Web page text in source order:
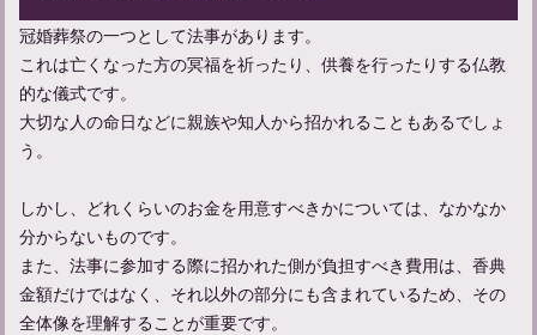
て
冠婚葬祭の一つとして法事があります。
これは亡くなった方の冥福を祈ったり、供養を行ったりする仏教
的な儀式です。
大切な人の命日などに親族や知人から招かれることもあるでしょ
う。
しかし、どれくらいのお金を用意すべきかについては、なかなか
分からないものです。
また、法事に参加する際に招かれた側が負担すべき費用は、香典
金額だけではなく、それ以外の部分にも含まれているため、その
全体像を理解することが重要です。